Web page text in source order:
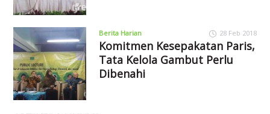
Berita Harian 28 Feb 2018
Komitmen Kesepakatan Paris,
Tata Kelola Gambut Perlu
Dibenahi